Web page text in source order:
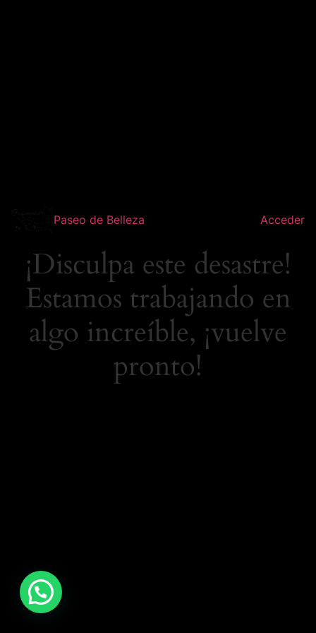
Paseo de Belleza Acceder
¡Disculpa este desastre!
Estamos trabajando en
algo increíble, ¡vuelve
pronto!